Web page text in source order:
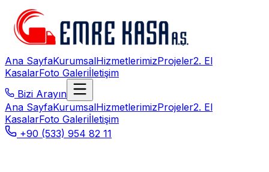
Ana SayfaKurumsalHizmetlerimizProjeler2. El
KasalarFoto Galeriİletişim
Bizi Arayın
Ana SayfaKurumsalHizmetlerimizProjeler2. El
KasalarFoto Galeriİletişim
+90 (533) 954 82 11